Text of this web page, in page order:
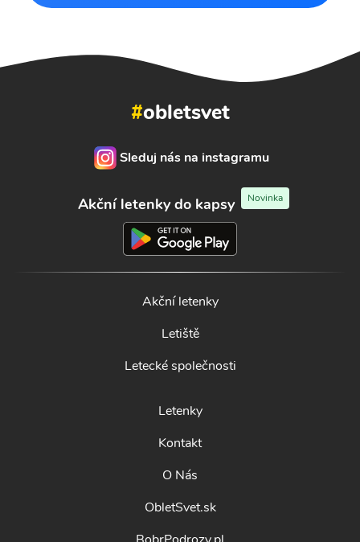
#obletsvet
Sleduj nás na instagramu
Akční letenky do kapsy Novinka
Akční letenky
Letiště
Letecké společnosti
Letenky
Kontakt
O Nás
ObletSvet.sk